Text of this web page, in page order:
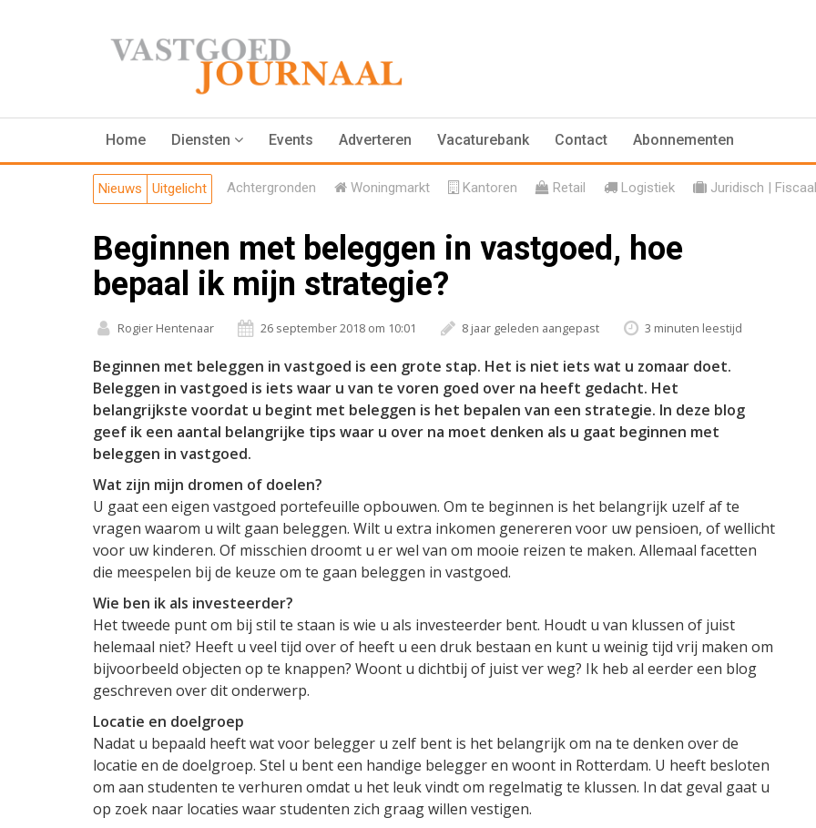
Home Diensten Events Adverteren Vacaturebank Contact Abonnementen
Nieuws Uitgelicht Achtergronden Woningmarkt Kantoren Retail Logistiek Juridisch | Fiscaal
Beginnen met beleggen in vastgoed, hoe
bepaal ik mijn strategie?
Rogier Hentenaar 26 september 2018 om 10:01 8 jaar geleden aangepast 3 minuten leestijd
Beginnen met beleggen in vastgoed is een grote stap. Het is niet iets wat u zomaar doet.
Beleggen in vastgoed is iets waar u van te voren goed over na heeft gedacht. Het
belangrijkste voordat u begint met beleggen is het bepalen van een strategie. In deze blog
geef ik een aantal belangrijke tips waar u over na moet denken als u gaat beginnen met
beleggen in vastgoed.
Wat zijn mijn dromen of doelen?
U gaat een eigen vastgoed portefeuille opbouwen. Om te beginnen is het belangrijk uzelf af te
vragen waarom u wilt gaan beleggen. Wilt u extra inkomen genereren voor uw pensioen, of wellicht
voor uw kinderen. Of misschien droomt u er wel van om mooie reizen te maken. Allemaal facetten
die meespelen bij de keuze om te gaan beleggen in vastgoed.
Wie ben ik als investeerder?
Het tweede punt om bij stil te staan is wie u als investeerder bent. Houdt u van klussen of juist
helemaal niet? Heeft u veel tijd over of heeft u een druk bestaan en kunt u weinig tijd vrij maken om
bijvoorbeeld objecten op te knappen? Woont u dichtbij of juist ver weg? Ik heb al eerder een blog
geschreven over dit onderwerp.
Locatie en doelgroep
Nadat u bepaald heeft wat voor belegger u zelf bent is het belangrijk om na te denken over de
locatie en de doelgroep. Stel u bent een handige belegger en woont in Rotterdam. U heeft besloten
om aan studenten te verhuren omdat u het leuk vindt om regelmatig te klussen. In dat geval gaat u
op zoek naar locaties waar studenten zich graag willen vestigen.